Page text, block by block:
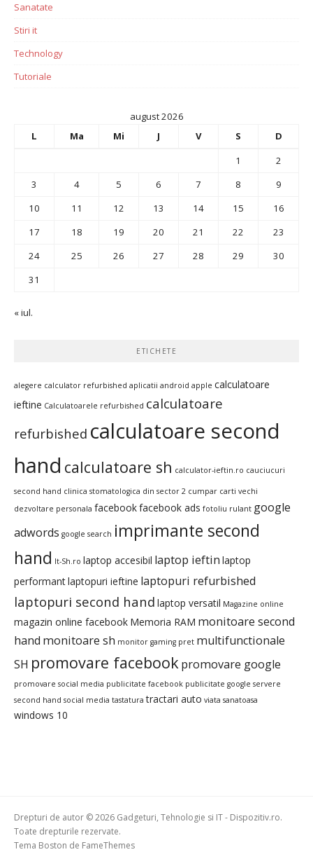
Sanatate
Stiri it
Technology
Tutoriale
august 2026
L
Ma Mi J V S
D
1
2
3
4 5 6 7 8
9
10
11 12 13 14 15
16
17
18 19 20 21 22
23
24
25 26 27 28 29
30
31
« iul.
ETICHETE
alegere calculator refurbished aplicatii android apple calculatoare
ieftine Calculatoarele refurbished calculatoare
refurbished calculatoare second
hand calculatoare sh calculator-ieftin.ro cauciucuri
second hand clinica stomatologica din sector 2 cumpar carti vechi
dezvoltare personala facebookfacebook ads fotoliu rulant google
adwords google search imprimante second
hand It-Sh.ro laptop accesibil laptop ieftin laptop
performantlaptopuri ieftine laptopuri refurbished
laptopuri second hand laptop versatil Magazine online
magazin online facebook Memoria RAM monitoare second
hand monitoare sh monitor gaming pret multifunctionale
SH promovare facebookpromovare google
promovare social media publicitate facebook publicitate google servere
second hand social media tastatura tractari auto viata sanatoasa
windows 10
Drepturi de autor © 2026 Gadgeturi, Tehnologie si IT - Dispozitiv.ro.
Toate drepturile rezervate.
Tema Boston de FameThemes